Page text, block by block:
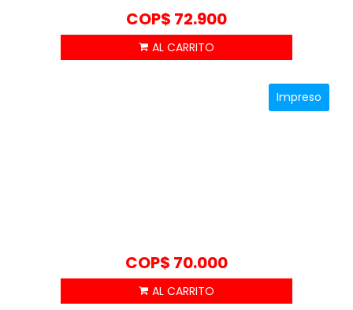
COP$ 72.900
Impreso
COP$ 70.000